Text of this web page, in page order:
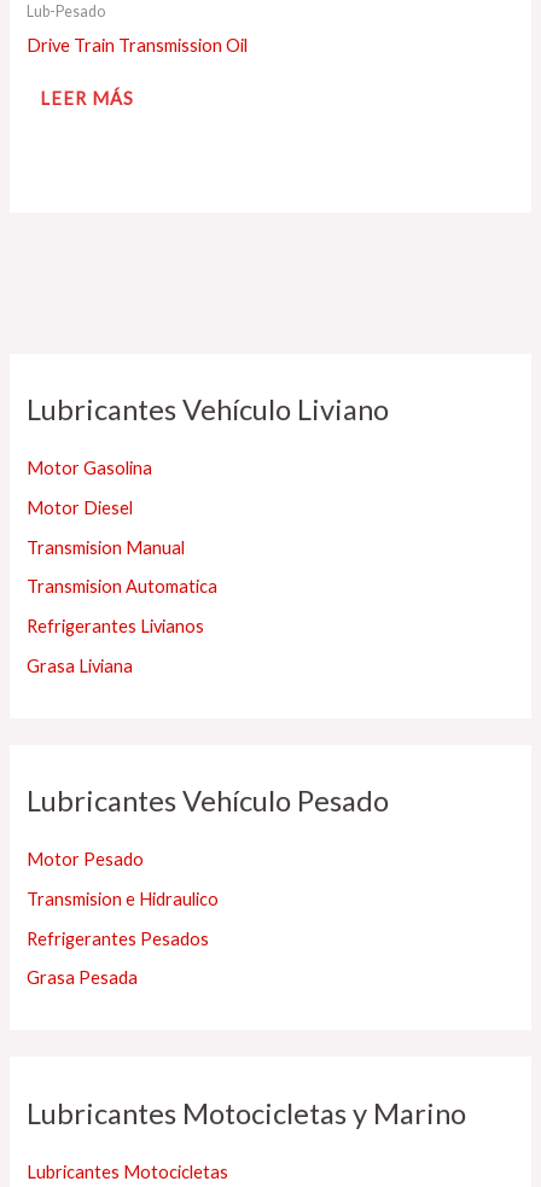
Lubricantes Vehículo Liviano
Motor Gasolina
Motor Diesel
Transmision Manual
Transmision Automatica
Refrigerantes Livianos
Grasa Liviana
Lubricantes Vehículo Pesado
Motor Pesado
Transmision e Hidraulico
Refrigerantes Pesados
Grasa Pesada
Lubricantes Motocicletas y Marino
Lubricantes Motocicletas
Lub-Pesado
Drive Train Transmission Oil
LEER MÁS